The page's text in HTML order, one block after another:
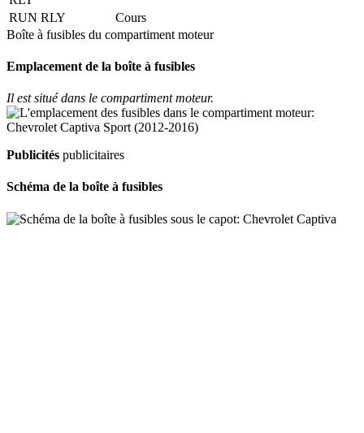
RUN RLY
Cours
Boîte à fusibles du compartiment moteur
Emplacement de la boîte à fusibles
Il est situé dans le compartiment moteur.
Publicités publicitaires
Schéma de la boîte à fusibles